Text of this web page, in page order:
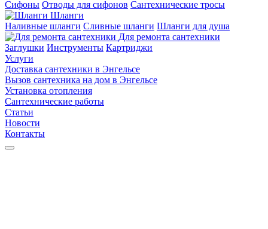
Сифоны Отводы для сифонов Сантехнические тросы
Шланги
Наливные шланги Сливные шланги Шланги для душа
Для ремонта сантехники
Заглушки Инструменты Картриджи
Услуги
Доставка сантехники в Энгельсе
Вызов сантехника на дом в Энгельсе
Установка отопления
Сантехнические работы
Статьи
Новости
Контакты